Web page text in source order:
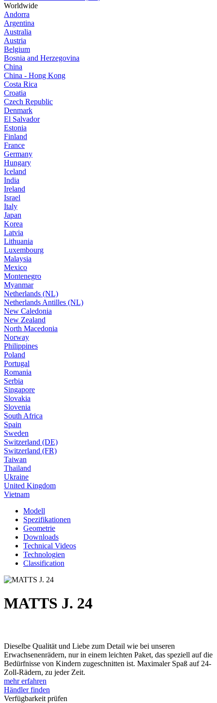
Worldwide
Andorra
Argentina
Australia
Austria
Belgium
Bosnia and Herzegovina
China
China - Hong Kong
Costa Rica
Croatia
Czech Republic
Denmark
El Salvador
Estonia
Finland
France
Germany
Hungary
Iceland
India
Ireland
Israel
Italy
Japan
Korea
Latvia
Lithuania
Luxembourg
Malaysia
Mexico
Montenegro
Myanmar
Netherlands (NL)
Netherlands Antilles (NL)
New Caledonia
New Zealand
North Macedonia
Norway
Philippines
Poland
Portugal
Romania
Serbia
Singapore
Slovakia
Slovenia
South Africa
Spain
Sweden
Switzerland (DE)
Switzerland (FR)
Taiwan
Thailand
Ukraine
United Kingdom
Vietnam
Modell
Spezifikationen
Geometrie
Downloads
Technical Videos
Technologien
Classification
MATTS J. 24
Dieselbe Qualität und Liebe zum Detail wie bei unseren
Erwachsenenrädern, nur in einem leichten Paket, das speziell auf die
Bedürfnisse von Kindern zugeschnitten ist. Maximaler Spaß auf 24-
Zoll-Rädern, zu jeder Zeit.
mehr erfahren
Händler finden
Verfügbarkeit prüfen